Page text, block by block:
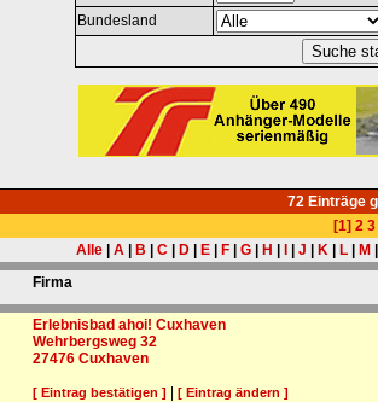
Bundesland
72 Einträge
[1] 2 3
Alle
A B C D E F G H J K L M
Firma
Erlebnisbad ahoi! Cuxhaven
Wehrbergsweg 32
27476 Cuxhaven
[ Eintrag bestätigen ] |[ Eintrag ändern ]